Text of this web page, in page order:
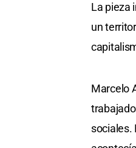
La pieza
un
Marcelo
sociales.